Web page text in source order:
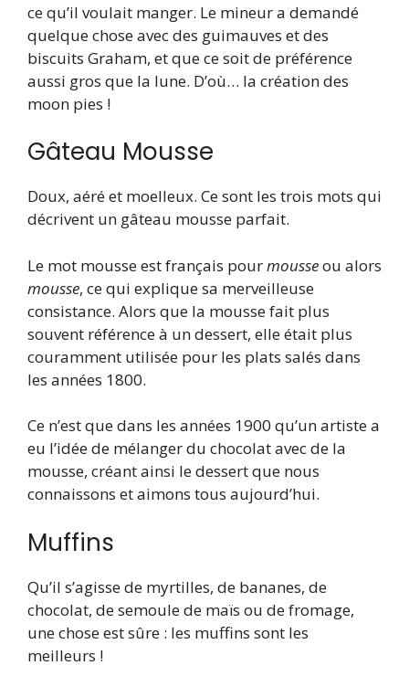
ce qu’il voulait manger. Le mineur a demandé
quelque chose avec des guimauves et des
biscuits Graham, et que ce soit de préférence
aussi gros que la lune. D’où… la création des
moon pies !
Gâteau Mousse
Doux, aéré et moelleux. Ce sont les trois mots qui
décrivent un gâteau mousse parfait.
Le mot mousse est français pourmousseou alors
mousse, ce qui explique sa merveilleuse
consistance. Alors que la mousse fait plus
souvent référence à un dessert, elle était plus
couramment utilisée pour les plats salés dans
les années 1800.
Ce n’est que dans les années 1900 qu’un artiste a
eu l’idée de mélanger du chocolat avec de la
mousse, créant ainsi le dessert que nous
connaissons et aimons tous aujourd’hui.
Muffins
Qu’il s’agisse de myrtilles, de bananes, de
chocolat, de semoule de maïs ou de fromage,
une chose est sûre : les muffins sont les
meilleurs !